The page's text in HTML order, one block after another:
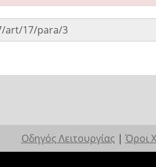
Οδηγός Λειτουργίας | Όροι